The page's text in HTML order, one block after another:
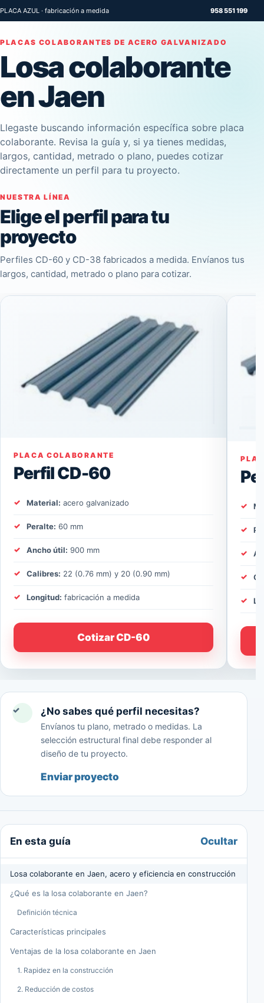
PLACA AZUL · fabricación a medida 958 551 199
PLACAS COLABORANTES DE ACERO GALVANIZADO
Losa colaborante
en Jaen
Llegaste buscando información específica sobre placa
colaborante. Revisa la guía y, si ya tienes medidas,
largos, cantidad, metrado o plano, puedes cotizar
directamente un perfil para tu proyecto.
NUESTRA LÍNEA
Elige el perfil para tu
proyecto
Perfiles CD-60 y CD-38 fabricados a medida. Envíanos tus
largos, cantidad, metrado o plano para cotizar.
PLACA COLABORANTE
Perfil CD-60
Material: acero galvanizado
Peralte: 60 mm
Ancho útil: 900 mm
Calibres: 22 (0.76 mm) y 20 (0.90 mm)
Longitud: fabricación a medida
Cotizar CD-60
✓ ¿No sabes qué perfil necesitas?
Envíanos tu plano, metrado o medidas. La
selección estructural final debe responder al
diseño de tu proyecto.
Enviar proyecto
En esta guía Ocultar
Losa colaborante en Jaen, acero y eficiencia en construcción
¿Qué es la losa colaborante en Jaen?
Definición técnica
Características principales
Ventajas de la losa colaborante en Jaen
1. Rapidez en la construcción
2. Reducción de costos